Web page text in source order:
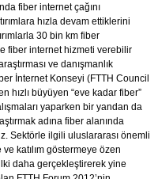
fiber internet çağını
hızla devam ettiklerini
30 bin km fiber
fiber internet hizmeti verebilir
ve danışmanlık
İnternet Konseyi (FTTH Council
hızlı büyüyen “eve kadar fiber”
yaparken bir yandan da
adına fiber alanında
Sektörle ilgili uluslararası önemli
katılım göstermeye özen
daha gerçekleştirerek yine